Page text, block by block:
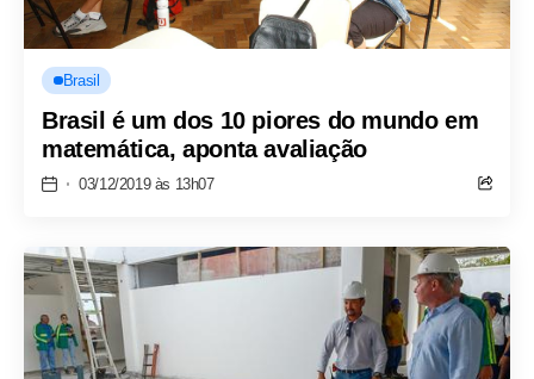
Brasil
Brasil é um dos 10 piores do mundo em
matemática, aponta avaliação
03/12/2019 às 13h07